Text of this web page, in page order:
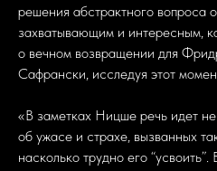
решения абстрактного вопроса
захватывающим и интересным,
о вечном возвращении для
Сафрански, исследуя этот
«В заметках Ницше речь идет не
об ужасе и страхе, вызванных
насколько трудно его